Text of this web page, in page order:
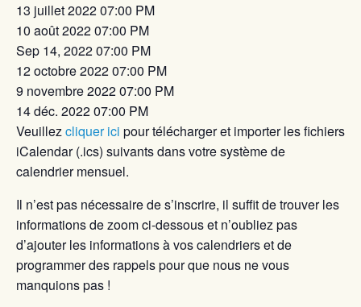
13 juillet 2022 07:00 PM
10 août 2022 07:00 PM
Sep 14, 2022 07:00 PM
12 octobre 2022 07:00 PM
9 novembre 2022 07:00 PM
14 déc. 2022 07:00 PM
Veuillezcliquer ici pour télécharger et importer les fichiers
iCalendar (.ics) suivants dans votre système de
calendrier mensuel.
Il n’est pas nécessaire de s’inscrire, il suffit de trouver les
informations de zoom ci-dessous et n’oubliez pas
d’ajouter les informations à vos calendriers et de
programmer des rappels pour que nous ne vous
manquions pas !